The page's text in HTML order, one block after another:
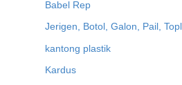
Babel Rep
Jerigen, Botol, Galon, Pail,
kantong plastik
Kardus